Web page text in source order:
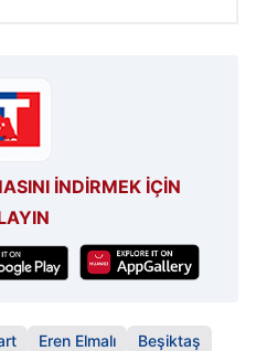
İNDİRMEK İÇİN
Eren Elmalı
Beşiktaş